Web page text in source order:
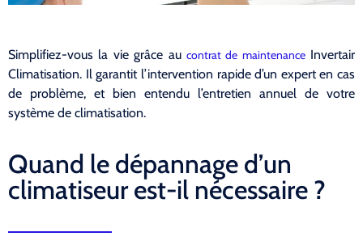
Simplifiez-vous la vie grâce au contrat de maintenanceInvertair
Climatisation. Il garantit l’intervention rapide d’un expert en cas
de problème, et bien entendu l’entretien annuel de votre
système de climatisation.
Quand le dépannage d’un
climatiseur est-il nécessaire ?